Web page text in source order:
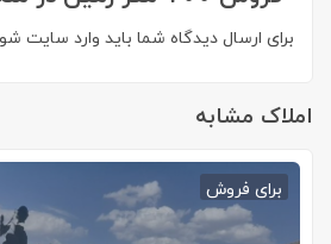
برای ارسال دیدگاه شما باید وارد سایت
املاک مشابه
برای فروش